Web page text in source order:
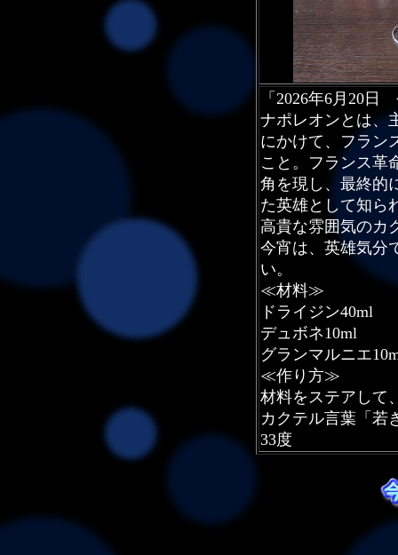
「2026年6月20
ナポレオンとは、
にかけて、フラン
こと。フランス革
角を現し、最終的
た英雄として知ら
高貴な雰囲気のカ
今宵は、英雄気分
い。
≪材料≫
ドライジン40ml
デュボネ10ml
グランマルニエ
≪作り方≫
材料をステアして
カクテル言葉「若
33度